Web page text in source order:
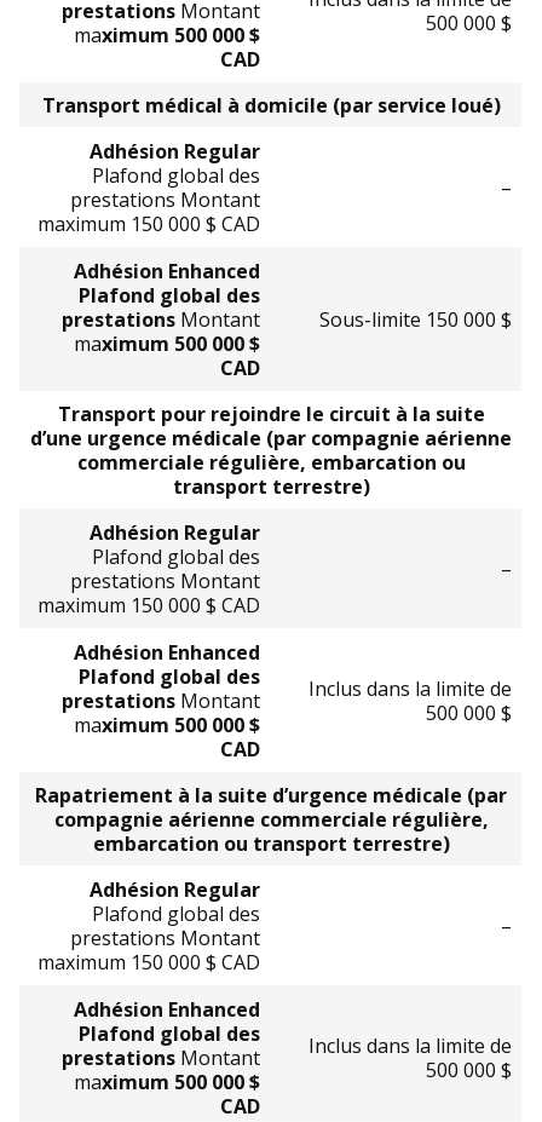
prestations Montant
maximum 500 000 $
CAD
500 000 $
Transport médical à domicile (par service loué)
Adhésion Regular
Plafond global des
prestations Montant
maximum 150 000 $ CAD
–
Adhésion Enhanced
Plafond global des
prestations Montant
maximum 500 000 $
CAD
Sous-limite 150 000 $
Transport pour rejoindre le circuit à la suite
d’une urgence médicale (par compagnie aérienne
commerciale régulière, embarcation ou
transport terrestre)
Adhésion Regular
Plafond global des
prestations Montant
maximum 150 000 $ CAD
–
Adhésion Enhanced
Plafond global des
prestations Montant
maximum 500 000 $
CAD
Inclus dans la limite de
500 000 $
Rapatriement à la suite d’urgence médicale (par
compagnie aérienne commerciale régulière,
embarcation ou transport terrestre)
Adhésion Regular
Plafond global des
prestations Montant
maximum 150 000 $ CAD
–
Adhésion Enhanced
Plafond global des
prestations Montant
maximum 500 000 $
CAD
Inclus dans la limite de
500 000 $